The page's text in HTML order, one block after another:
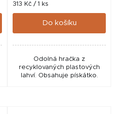
Měrná
cena:
313 Kč / 1 ks
Do košíku
Odolná hračka z
recyklovaných plastových
lahví. Obsahuje pískátko.